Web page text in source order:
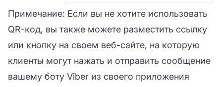
Примечание: Если вы не хотите использовать
QR-код, вы также можете разместить ссылку
или кнопку на своем веб-сайте, на которую
клиенты могут нажать и отправить сообщение
вашему боту Viber из своего приложения